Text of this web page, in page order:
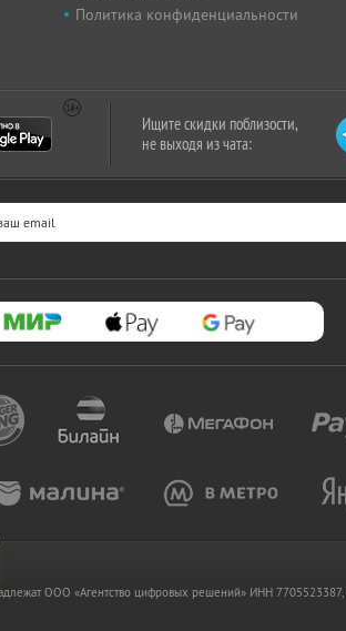
Политика конфиденциальности
Ищите скидки поблизости,
не выходя из чата:
OOO «Агентство цифровых решений» ИНН